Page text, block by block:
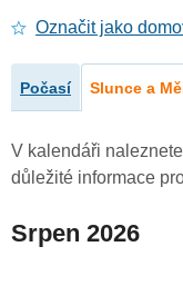
Označit jako
Počasí Slunce a
V kalendáři
důležité informace
Srpen 2026